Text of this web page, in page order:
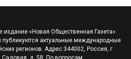
издание «Новая Общественная Газета».
публикуются актуальные международные
регионов. Адрес:344002, Россия, г.
Садовая, д. 58. По вопросам